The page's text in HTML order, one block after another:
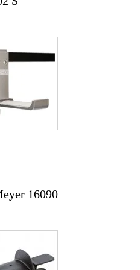
300 cm
- 50 kHz
14 Hz
3,5 mm TRS, jack 6,3 mm TRS
& unique
gr
16090